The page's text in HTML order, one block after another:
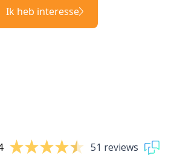
Ik heb interesse
51 reviews